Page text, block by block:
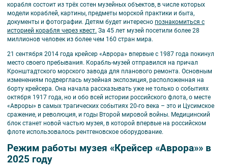
корабля состоит из трёх сотен музейных объектов, в числе которых
модели кораблей, картины, предметы морской практики и быта,
документы и фотографии. Детям будет интересно познакомиться с
историей корабля через квест. За 45 лет музей посетили более 28
миллионов человек из более чем 160 стран мира.
21 сентября 2014 года крейсер «Аврора» впервые с 1987 года покинул
место своего пребывания. Корабль-музей отправился на причал
Кронштадтского морского завода для планового ремонта. Основным
изменениям подверглась музейная экспозиция, расположенная на
борту крейсера. Она начала рассказывать уже не только о событиях
октября 1917 года, но и обо всей истории российского флота, о месте
«Авроры» в самых трагических событиях 20-го века – это и Цусимское
сражение, и революция, и годы Второй мировой войны. Медицинский
блок станет новой частью музея, в которой впервые на российском
флоте использовалось рентгеновское оборудование.
Режим работы музея «Крейсер «Аврора»» в
2025 году